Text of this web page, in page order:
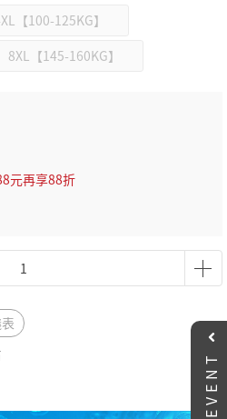
【100-125KG】
8XL【145-160KG】
元再享88折
EVENT